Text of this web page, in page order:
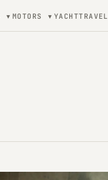
MOTORS YACHTTRAVEL